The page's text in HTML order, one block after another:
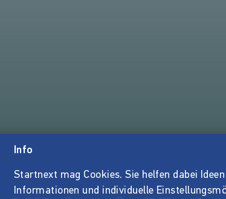
Info
Startnext mag Cookies. Sie helfen dabei
Informationen und individuelle